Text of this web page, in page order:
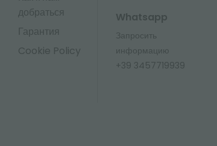
добраться
Гарантия
Cookie Policy
Whatsapp
Запросить
информацию
+39 3457719939